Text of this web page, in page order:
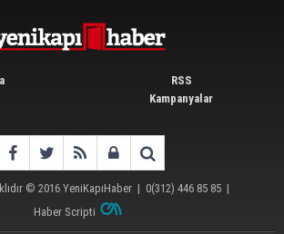
RSS
Kampanyalar
© 2016 YeniKapıHaber| 0(312) 446 85 85|
Haber Scripti